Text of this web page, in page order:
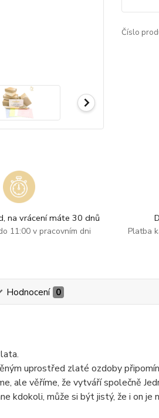
Číslo
na vrácení máte 30 dnů
11:00 v pracovním dni Platba
Hodnocení 0
uprostřed zlaté ozdoby
ale věříme, že vytváří společně
kdokoli, může si být jistý, že i on